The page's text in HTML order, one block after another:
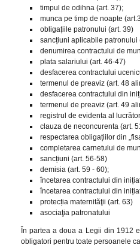
timpul de odihna (art. 37);
munca pe timp de noapte
obligațiile patronului (art. 39)
sancțiuni aplicabile patronului
denumirea contractului de
plata salariului (art. 46-47)
desfacerea contractului
termenul de preaviz (art. 48
desfacerea contractului din
termenul de preaviz (art. 49
registrul de evidenta al
clauza de neconcurenta (art.
respectarea obligațiilor din
completarea carnetului de
sancțiuni (art. 56-58)
demisia (art. 59 - 60);
încetarea contractului din
încetarea contractului din
protecția maternităţii (art. 63)
asociaţia patronatului
În partea a doua a Legii din 1912
obligatori pentru toate persoanele